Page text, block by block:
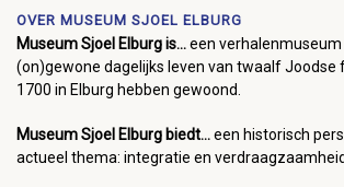
OVER MUSEUM SJOEL ELBURG
Museum Sjoel Elburg is...een
(on)gewone dagelijks leven van twaalf Joodse
1700 in Elburg hebben gewoond.
Museum Sjoel Elburg biedt...een historisch
actueel thema: integratie en verdraagzaamheid.